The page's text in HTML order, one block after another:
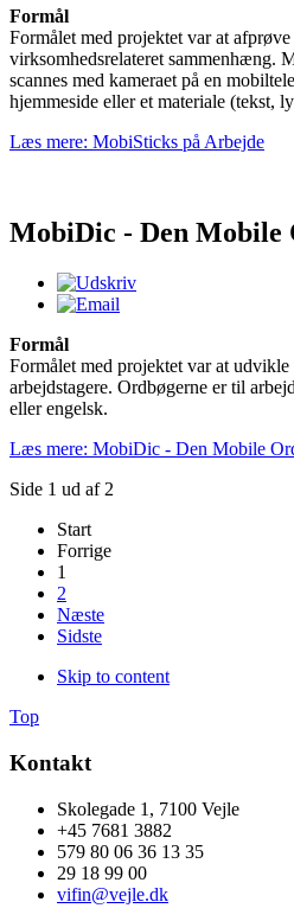
Formål
Formålet med projektet var at
virksomhedsrelateret sammenhæng.
scannes med kameraet på en
hjemmeside eller et materiale (tekst,
Læs mere: MobiSticks på Arbejde
MobiDic - Den Mobile
Formål
Formålet med projektet var at
arbejdstagere. Ordbøgerne er til
eller engelsk.
Læs mere: MobiDic - Den Mobile
Side 1 ud af 2
Start
Forrige
1
2
Næste
Sidste
Skip to content
Top
Kontakt
Skolegade 1, 7100 Vejle
+45 7681 3882
579 80 06 36 13 35
29 18 99 00
vifin@vejle.dk